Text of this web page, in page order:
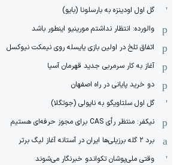
گل اول اودینزه به بارسلونا (بایو)
والورده: انتظار نداشتم مورینیو اینطور باشد
اتفاق تلخ در اولین بازی یایسله روی نیمکت نیوکسل
آغاز به کار سرمربی جدید قهرمان آسیا
دو خرید پایانی در راه اصفهان
گل اول سلتاویگو به ناپولی (جوتگلا)
نیکفر: منتظر رأی CAS برای مجوز حرفه‌ای هستیم
برد ۲ گله برزیلی‌ها ایران در آستانه آغاز لیگ برتر
وقتی ملی‌پوشان تکواندو خبرنگار می‌شوند